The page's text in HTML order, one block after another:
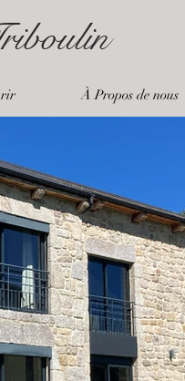
À Propos de nous